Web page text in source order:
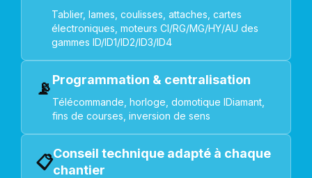
Tablier, lames, coulisses, attaches, cartes
électroniques, moteurs CI/RG/MG/HY/AU des
gammes ID/ID1/ID2/ID3/ID4
📡Programmation & centralisation
Télécommande, horloge, domotique IDiamant,
fins de courses, inversion de sens
📋Conseil technique adapté à chaque
chantier